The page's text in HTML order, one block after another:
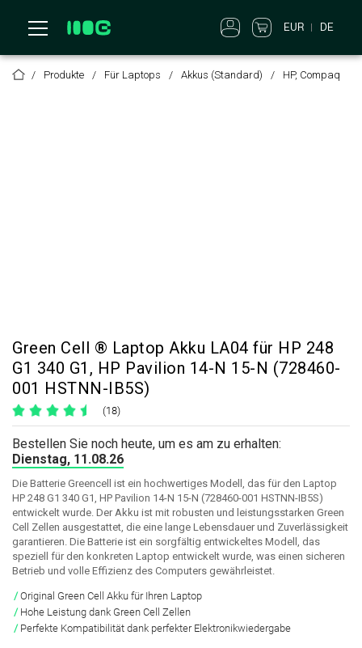
EUR DE
Produkte Für Laptops Akkus (Standard) HP, Compaq
Green Cell ® Laptop Akku LA04 für HP 248
G1 340 G1, HP Pavilion 14-N 15-N (728460-
001 HSTNN-IB5S)
(18)
Bestellen Sie noch heute, um es am zu erhalten:
Dienstag, 11.08.26
Die Batterie Greencell ist ein hochwertiges Modell, das für den Laptop
HP 248 G1 340 G1, HP Pavilion 14-N 15-N (728460-001 HSTNN-IB5S)
entwickelt wurde. Der Akku ist mit robusten und leistungsstarken Green
Cell Zellen ausgestattet, die eine lange Lebensdauer und Zuverlässigkeit
garantieren. Die Batterie ist ein sorgfältig entwickeltes Modell, das
speziell für den konkreten Laptop entwickelt wurde, was einen sicheren
Betrieb und volle Effizienz des Computers gewährleistet.
Original Green Cell Akku für Ihren Laptop
Hohe Leistung dank Green Cell Zellen
Perfekte Kompatibilität dank perfekter Elektronikwiedergabe